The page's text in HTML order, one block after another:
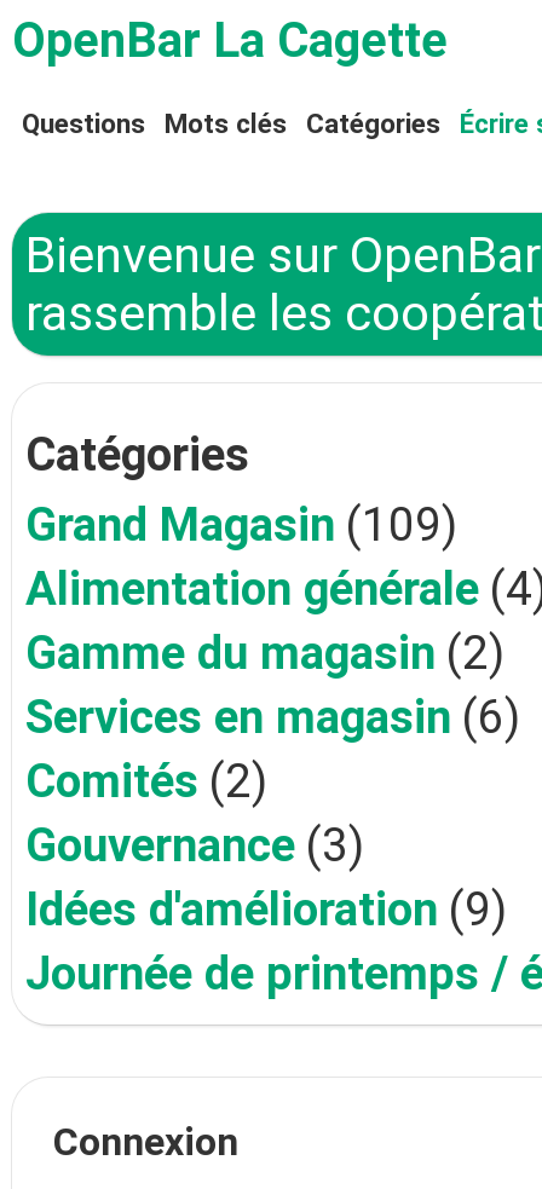
OpenBar La Cagette
Questions Mots clés Catégories Écrire
Bienvenue sur
rassemble les
Catégories
Grand Magasin (109)
Alimentation générale
Gamme du magasin (2)
Services en magasin (6)
Comités (2)
Gouvernance (3)
Idées d'amélioration (9)
Journée de printemps /
Connexion